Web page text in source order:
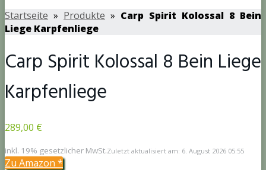
Startseite » Produkte » Carp Spirit Kolossal 8 Bein
Liege Karpfenliege
Carp Spirit Kolossal 8 Bein Liege
Karpfenliege
289,00 €
inkl. 19% gesetzlicher MwSt.Zuletzt aktualisiert am: 6. August 2026 05:55
Zu Amazon *